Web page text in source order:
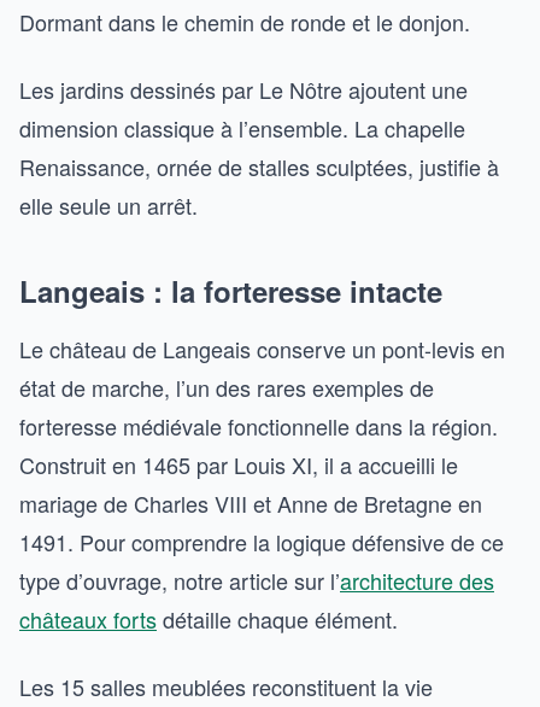
Dormant dans le chemin de ronde et le donjon.
Les jardins dessinés par Le Nôtre ajoutent une
dimension classique à l’ensemble. La chapelle
Renaissance, ornée de stalles sculptées, justifie à
elle seule un arrêt.
Langeais : la forteresse intacte
Le château de Langeais conserve un pont-levis en
état de marche, l’un des rares exemples de
forteresse médiévale fonctionnelle dans la région.
Construit en 1465 par Louis XI, il a accueilli le
mariage de Charles VIII et Anne de Bretagne en
1491. Pour comprendre la logique défensive de ce
type d’ouvrage, notre article sur l’architecture des
châteaux fortsdétaille chaque élément.
Les 15 salles meublées reconstituent la vie